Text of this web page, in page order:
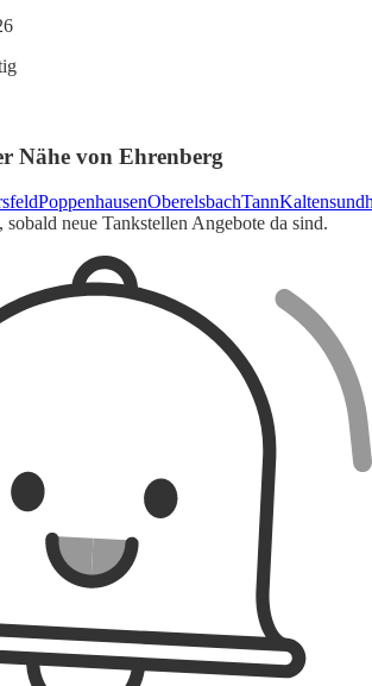
Nähe von Ehrenberg
PoppenhausenOberelsbachTann
neue Tankstellen Angebote da sind.